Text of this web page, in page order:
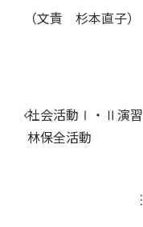
（文責 杉本直子）
社会活動Ⅰ・Ⅱ演習
林保全活動